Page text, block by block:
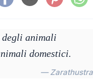
degli animali
domestici.
— Zarathustra